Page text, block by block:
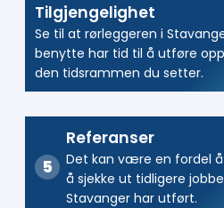
Tilgjengelighet
Se til at rørleggeren i
benytte har tid til å utføre
den tidsrammen du setter.
Referanser
Det kan være en fordel
å sjekke ut tidligere
Stavanger har utført.